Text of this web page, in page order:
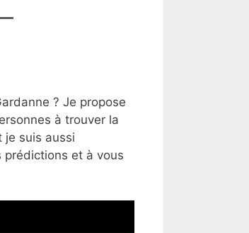
? Je propose
à trouver la
je suis aussi
et à vous